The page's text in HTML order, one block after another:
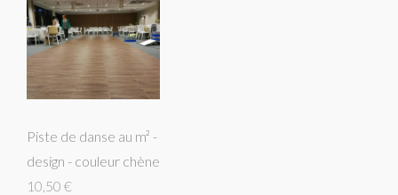
Piste de danse au m² -
design - couleur chène
10,50 €